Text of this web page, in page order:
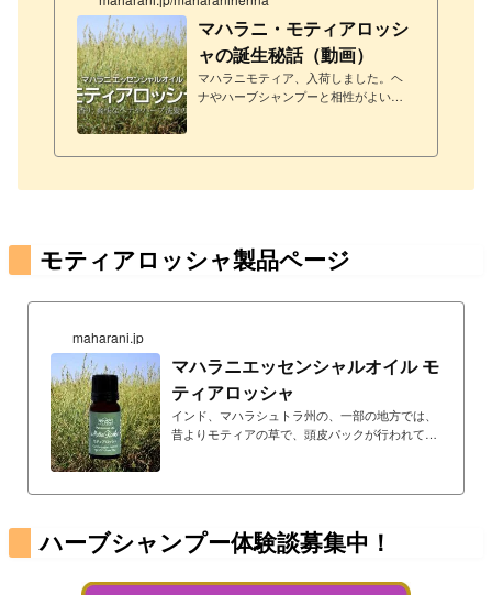
マハラニ・モティアロッシ
ャの誕生秘話（動画）
マハラニモティア、入荷しました。ヘ
ナやハーブシャンプーと相性がよいオ
の動画をご覧ください。モティアロッ
が、イネ化の植物の香りは爽快で心地
があるオイル。香りは好みの問題です
が、ヘナやハーブの使用感を向上させ
シャの購入ページ
モティアロッシャ製品ページ
maharani.jp
マハラニエッセンシャルオイル モ
ティアロッシャ
インド、マハラシュトラ州の、一部の地方では、
昔よりモティアの草で、頭皮パックが行われてき
モティアは、マハラシュトラ州の、厳選されたモ
ル。その香りはヘナやハーブの土臭さを低減し、
心地よいハーブシャンプーにしてくれます。
ハーブシャンプー体験談募集中！